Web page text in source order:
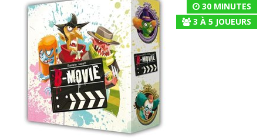
30 MINUTES
3 À 5 JOUEURS